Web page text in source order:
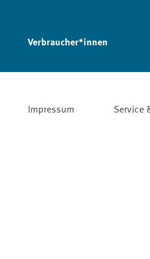
Verbraucher*innen
Impressum Service